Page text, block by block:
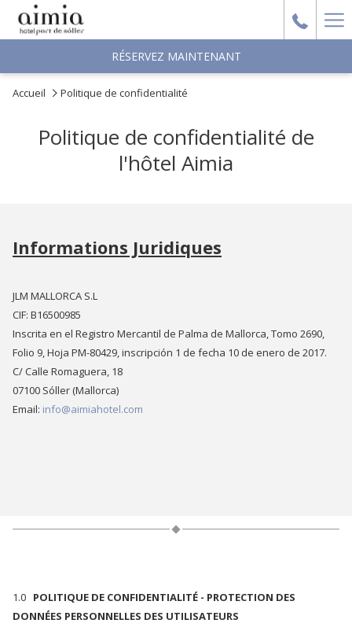
RÉSERVEZ MAINTENANT
Accueil Politique de confidentialité
Politique de confidentialité de
l'hôtel Aimia
Informations Juridiques
JLM MALLORCA S.L
CIF: B16500985
Inscrita en el Registro Mercantil de Palma de Mallorca, Tomo 2690,
Folio 9, Hoja PM-80429, inscripción 1 de fecha 10 de enero de 2017.
C/ Calle Romaguera, 18
07100 Sóller (Mallorca)
Email: info@aimiahotel.com
1.0 POLITIQUE DE CONFIDENTIALITÉ - PROTECTION DES
DONNÉES PERSONNELLES DES UTILISATEURS